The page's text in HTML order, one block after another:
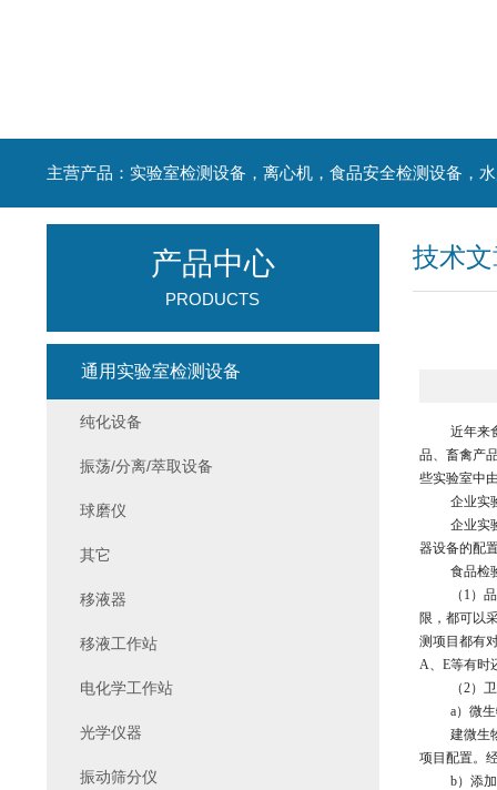
技术
近年来
品、畜禽产
些实验室中
企业实
企业实
器设备的配
食品检
（ 1）
限，都可以
测项目都有
A、E等有时
（2）
a）微
建微生
项目配置。
b）添
产品中心
PRODUCTS
通用实验室检测设备
纯化设备
振荡/分离/萃取设备
球磨仪
其它
移液器
移液工作站
电化学工作站
光学仪器
振动筛分仪